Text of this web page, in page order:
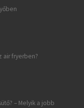
air fryerben?
– Melyik a jobb